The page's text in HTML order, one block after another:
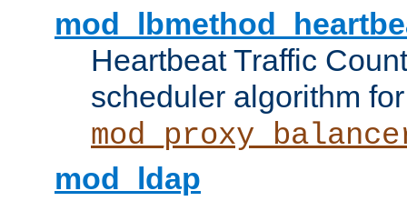
Heartbeat Traffic
scheduler algorithm for
mod_ldap